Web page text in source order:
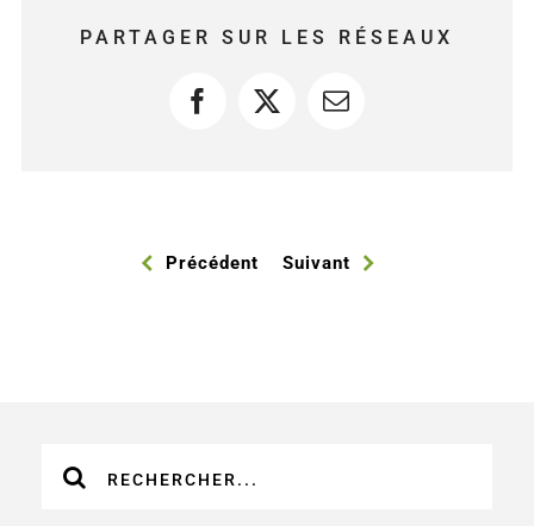
PARTAGER SUR LES RÉSEAUX
Facebook
X Courriel
Précédent Suivant
sur